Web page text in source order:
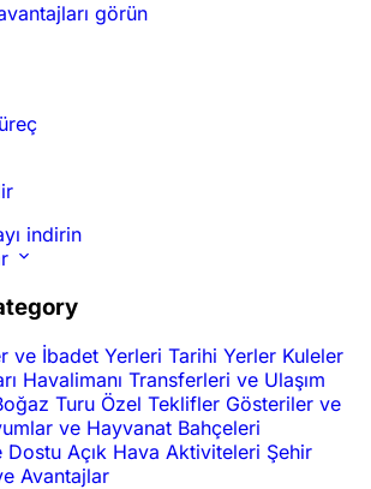
görün
indirin
ve İbadet Yerleri Tarihi Yerler Kuleler
Havalimanı Transferleri ve Ulaşım
Turu Özel Teklifler Gösteriler ve
ve Hayvanat Bahçeleri
Dostu Açık Hava Aktiviteleri Şehir
Avantajlar